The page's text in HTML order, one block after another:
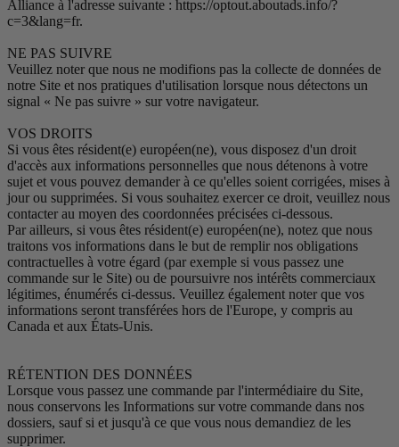
Alliance à l'adresse suivante : https://optout.aboutads.info/?
c=3&lang=fr.
NE PAS SUIVRE
Veuillez noter que nous ne modifions pas la collecte de données de
notre Site et nos pratiques d'utilisation lorsque nous détectons un
signal « Ne pas suivre » sur votre navigateur.
VOS DROITS
Si vous êtes résident(e) européen(ne), vous disposez d'un droit
d'accès aux informations personnelles que nous détenons à votre
sujet et vous pouvez demander à ce qu'elles soient corrigées, mises à
jour ou supprimées. Si vous souhaitez exercer ce droit, veuillez nous
contacter au moyen des coordonnées précisées ci-dessous.
Par ailleurs, si vous êtes résident(e) européen(ne), notez que nous
traitons vos informations dans le but de remplir nos obligations
contractuelles à votre égard (par exemple si vous passez une
commande sur le Site) ou de poursuivre nos intérêts commerciaux
légitimes, énumérés ci-dessus. Veuillez également noter que vos
informations seront transférées hors de l'Europe, y compris au
Canada et aux États-Unis.
RÉTENTION DES DONNÉES
Lorsque vous passez une commande par l'intermédiaire du Site,
nous conservons les Informations sur votre commande dans nos
dossiers, sauf si et jusqu'à ce que vous nous demandiez de les
supprimer.